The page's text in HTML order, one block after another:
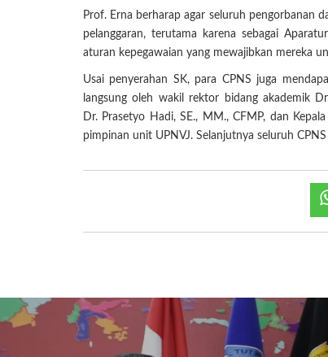
Prof. Erna berharap agar seluruh pengorbanan
pelanggaran, terutama karena sebagai
aturan kepegawaian yang mewajibkan mereka
Usai penyerahan SK, para CPNS juga
langsung oleh wakil rektor bidang akademik
Dr. Prasetyo Hadi, SE., MM., CFMP, dan
pimpinan unit UPNVJ. Selanjutnya seluruh